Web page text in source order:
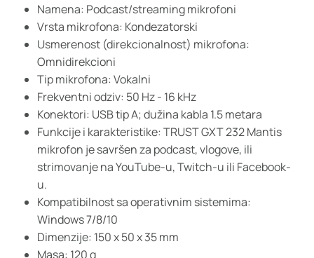
Namena: Podcast/streaming mikrofoni
Vrsta mikrofona: Kondezatorski
Usmerenost (direkcionalnost) mikrofona:
Omnidirekcioni
Tip mikrofona: Vokalni
Frekventni odziv: 50 Hz - 16 kHz
Konektori: USB tip A; dužina kabla 1.5 metara
Funkcije i karakteristike: TRUST GXT 232 Mantis
mikrofon je savršen za podcast, vlogove, ili
strimovanje na YouTube-u, Twitch-u ili Facebook-
u.
Kompatibilnost sa operativnim sistemima:
Windows 7/8/10
Dimenzije: 150 x 50 x 35 mm
Masa: 120 g